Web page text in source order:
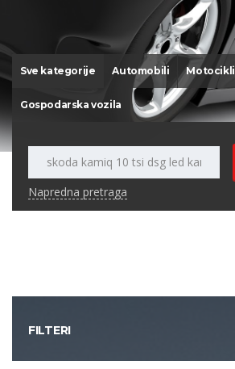
Sve kategorije Automobili Motocikli
Gospodarska vozila
Napredna pretraga
FILTERI